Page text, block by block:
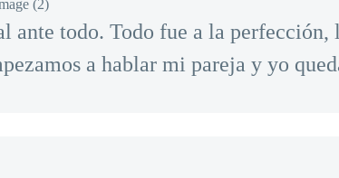
todo. Todo fue a la perfección,
a hablar mi pareja y yo